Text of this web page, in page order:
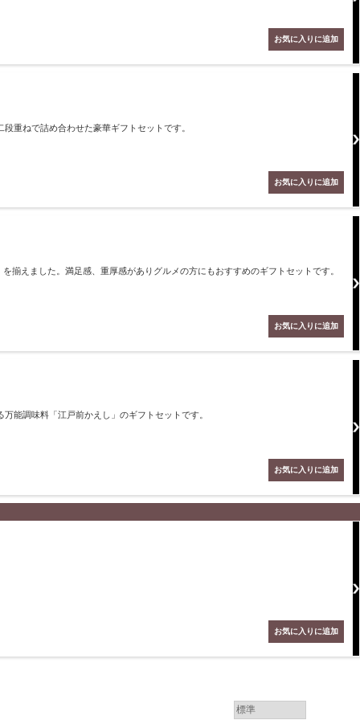
重ねで詰め合わせた豪華ギフトセットです。
えました。満足感、重厚感がありグルメの方にもおすすめのギフトセットです。
能調味料「江戸前かえし」のギフトセットです。